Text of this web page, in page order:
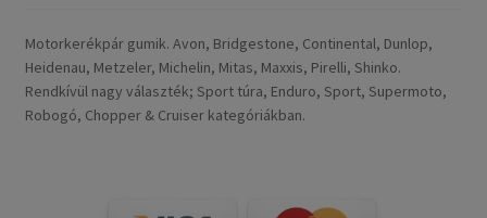
Motorkerékpár gumik. Avon, Bridgestone, Continental, Dunlop,
Heidenau, Metzeler, Michelin, Mitas, Maxxis, Pirelli, Shinko.
Rendkívül nagy választék; Sport túra, Enduro, Sport, Supermoto,
Robogó, Chopper & Cruiser kategóriákban.